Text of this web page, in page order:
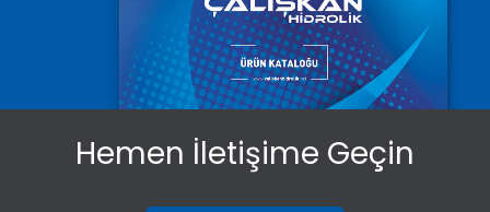
Hemen İletişime Geçin